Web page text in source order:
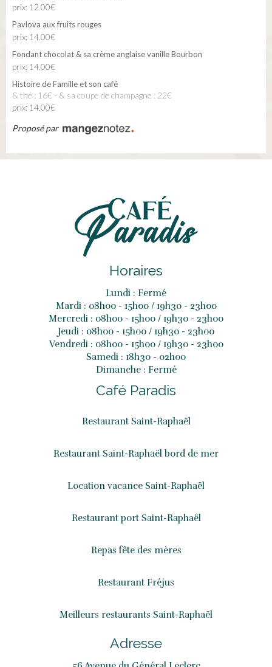
prix: 12.00€
Pavlova aux fruits rouges
prix: 14.00€
Fondant chocolat & sa crème anglaise vanille Bourbon
prix: 14.00€
Histoire de Famille et son café
& thé : 16€ - & sa coupe de champagne : 22€
prix: 14.00€
Proposé par
Horaires
Lundi : Fermé
Mardi : 08h00 - 15h00 / 19h30 - 23h00
Mercredi : 08h00 - 15h00 / 19h30 - 23h00
Jeudi : 08h00 - 15h00 / 19h30 - 23h00
Vendredi : 08h00 - 15h00 / 19h30 - 23h00
Samedi : 18h30 - 02h00
Dimanche : Fermé
Café Paradis
Restaurant Saint-Raphaël
Restaurant Saint-Raphaël bord de mer
Location vacance Saint-Raphaël
Restaurant port Saint-Raphaël
Repas fête des mères
Restaurant Fréjus
Meilleurs restaurants Saint-Raphaël
Adresse